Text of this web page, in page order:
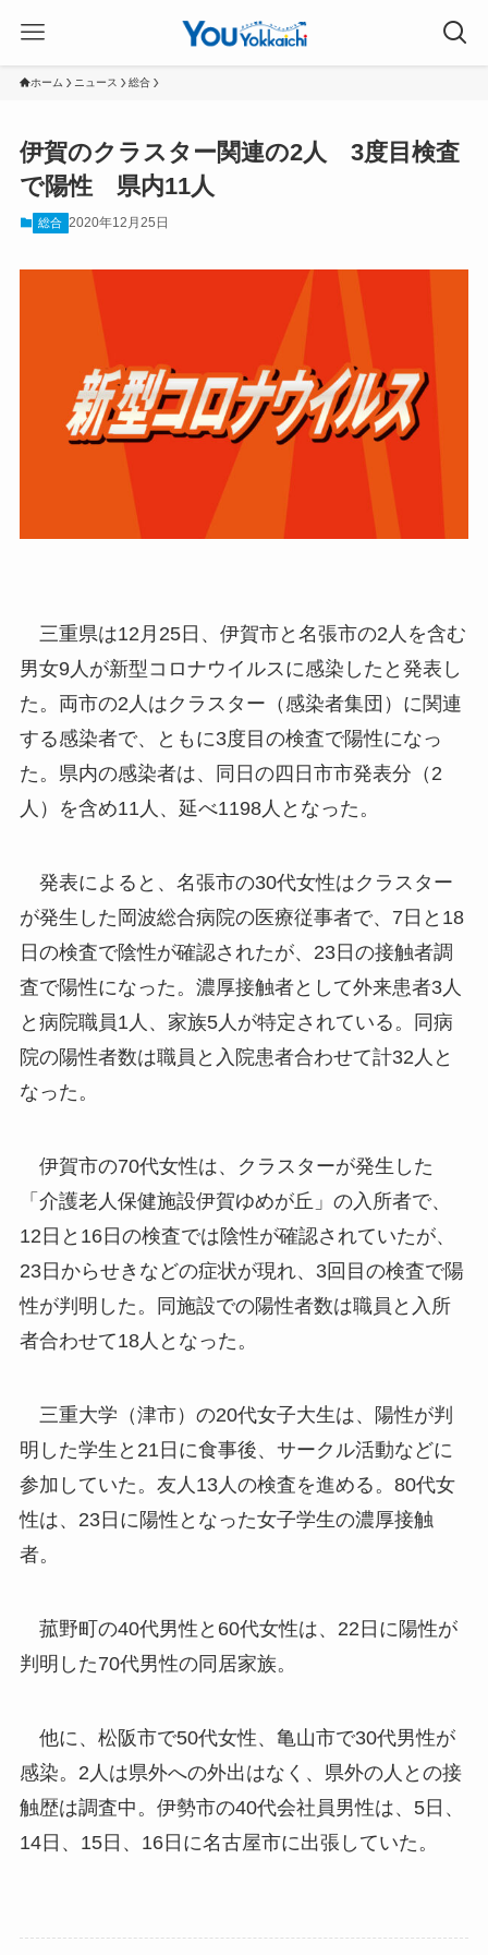
ホーム ニュース 総合
伊賀のクラスター関連の2人 3度目検査
で陽性 県内11人
総合 2020年12月25日
三重県は12月25日、伊賀市と名張市の2人を含む
男女9人が新型コロナウイルスに感染したと発表し
た。両市の2人はクラスター（感染者集団）に関連
する感染者で、ともに3度目の検査で陽性になっ
た。県内の感染者は、同日の四日市市発表分（2
人）を含め11人、延べ1198人となった。
発表によると、名張市の30代女性はクラスター
が発生した岡波総合病院の医療従事者で、7日と18
日の検査で陰性が確認されたが、23日の接触者調
査で陽性になった。濃厚接触者として外来患者3人
と病院職員1人、家族5人が特定されている。同病
院の陽性者数は職員と入院患者合わせて計32人と
なった。
伊賀市の70代女性は、クラスターが発生した
「介護老人保健施設伊賀ゆめが丘」の入所者で、
12日と16日の検査では陰性が確認されていたが、
23日からせきなどの症状が現れ、3回目の検査で陽
性が判明した。同施設での陽性者数は職員と入所
者合わせて18人となった。
三重大学（津市）の20代女子大生は、陽性が判
明した学生と21日に食事後、サークル活動などに
参加していた。友人13人の検査を進める。80代女
性は、23日に陽性となった女子学生の濃厚接触
者。
菰野町の40代男性と60代女性は、22日に陽性が
判明した70代男性の同居家族。
他に、松阪市で50代女性、亀山市で30代男性が
感染。2人は県外への外出はなく、県外の人との接
触歴は調査中。伊勢市の40代会社員男性は、5日、
14日、15日、16日に名古屋市に出張していた。